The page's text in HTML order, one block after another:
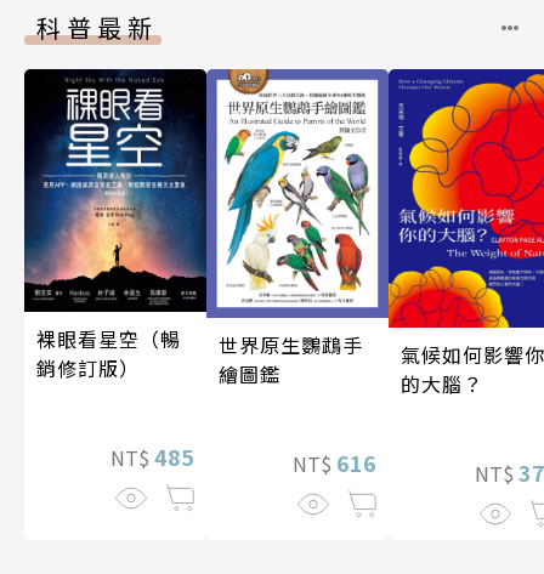
科普最新
裸眼看星空（暢
銷修訂版）
NT$ 485
世界原生鸚鵡手
繪圖鑑
NT$ 616
氣候如何影響你
的大腦？
NT$